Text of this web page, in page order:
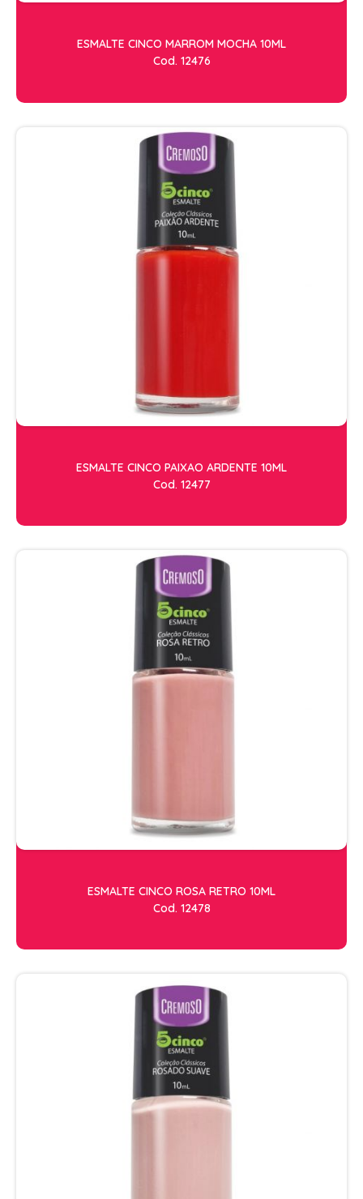
ESMALTE CINCO MARROM MOCHA 10ML
Cod. 12476
ESMALTE CINCO PAIXAO ARDENTE 10ML
Cod. 12477
ESMALTE CINCO ROSA RETRO 10ML
Cod. 12478